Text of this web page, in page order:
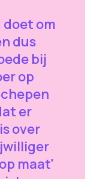
om
dus
bij
op
er
over
maat'